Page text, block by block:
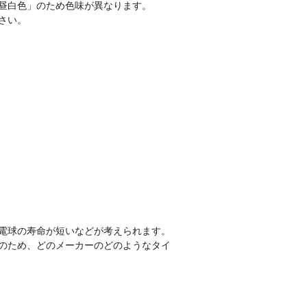
色」のため色味が異なります。
い。
の寿命が短いなどが考えられます。
ため、どのメーカーのどのようなタイ